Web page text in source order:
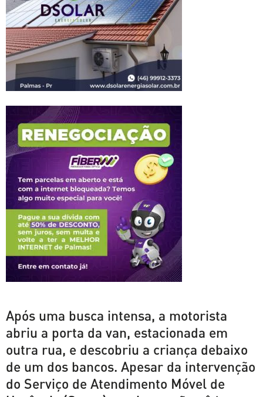
Após uma busca intensa, a motorista
abriu a porta da van, estacionada em
outra rua, e descobriu a criança debaixo
de um dos bancos. Apesar da intervenção
do Serviço de Atendimento Móvel de